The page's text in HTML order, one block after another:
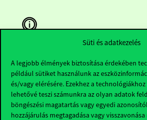
Süti és adatkezelés
A legjobb élmények biztosítása érdekében
például sütiket használunk az
és/vagy elérésére. Ezekhez a
lehetővé teszi számunkra az olyan adatok
böngészési magatartás vagy egyedi
hozzájárulás megtagadása vagy
Hasznos linkek
Nyitvatartás